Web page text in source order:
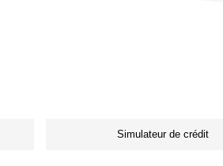
Simulateur de crédit